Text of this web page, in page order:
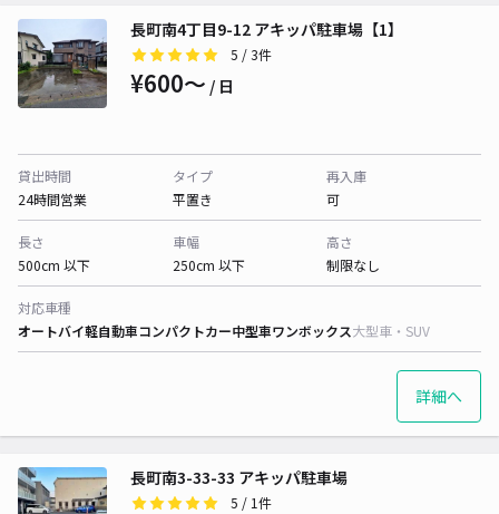
長町南4丁目9-12 アキッパ駐車場【1】
5 / 3件
¥600〜 / 日
貸出時間
24時間営業
タイプ
平置き
再入庫
可
長さ
500cm 以下
車幅
250cm 以下
高さ
制限なし
対応車種
オートバイ軽自動車コンパクトカー中型車ワンボックス大型車・SUV
詳細へ
長町南3-33-33 アキッパ駐車場
5 / 1件